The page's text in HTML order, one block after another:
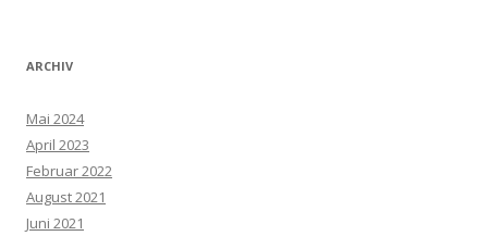
ARCHIV
Mai 2024
April 2023
Februar 2022
August 2021
Juni 2021